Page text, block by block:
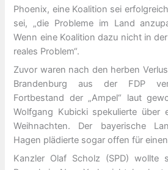
Phoenix, eine Koalition sei
sei, „die Probleme im Land
Wenn eine Koalition dazu nicht in
reales Problem“.
Zuvor waren nach den herben
Brandenburg aus der FDP
Fortbestand der „Ampel“ laut
Wolfgang Kubicki spekulierte über
Weihnachten. Der bayerische
Hagen plädierte sogar offen für
Kanzler Olaf Scholz (SPD) wollte